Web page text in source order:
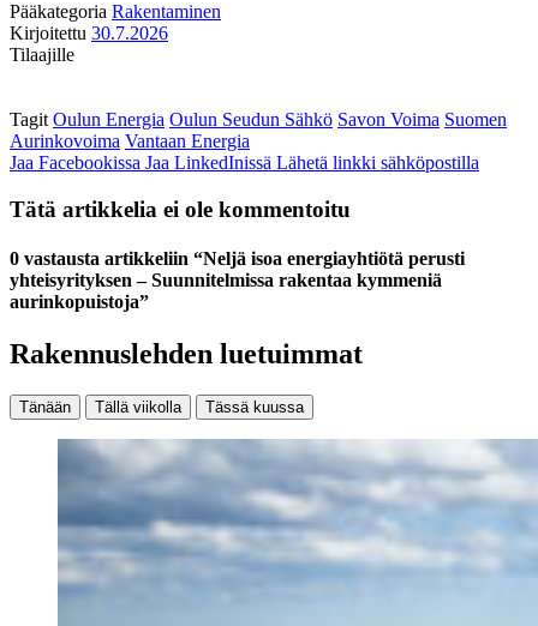
Pääkategoria Rakentaminen
Kirjoitettu 30.7.2026
Tilaajille
Tagit Oulun Energia Oulun Seudun Sähkö Savon Voima Suomen
Aurinkovoima Vantaan Energia
Jaa Facebookissa Jaa LinkedInissä Lähetä linkki sähköpostilla
Tätä artikkelia ei ole kommentoitu
0 vastausta artikkeliin “Neljä isoa energiayhtiötä perusti
yhteisyrityksen – Suunnitelmissa rakentaa kymmeniä
aurinkopuistoja”
Rakennuslehden luetuimmat
Tänään Tällä viikolla Tässä kuussa